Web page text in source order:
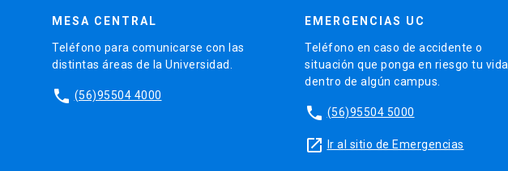
MESA CENTRAL
Teléfono para comunicarse con las
distintas áreas de la Universidad.
phone (56)95504 4000
EMERGENCIAS UC
Teléfono en caso de accidente o
situación que ponga en riesgo tu vida
dentro de algún campus.
phone (56)95504 5000
launch Ir al sitio de Emergencias